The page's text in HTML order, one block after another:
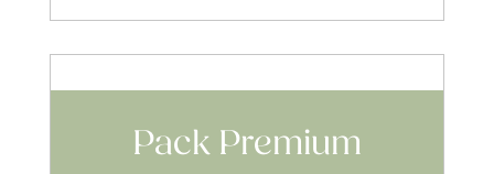
Pack Premium